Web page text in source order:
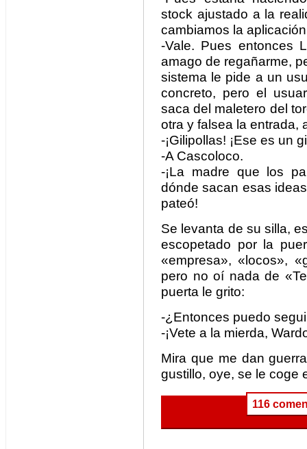
stock ajustado a la
cambiamos la
-Vale. Pues entonces
amago de regañarme,
sistema le pide a un
concreto, pero el
saca del maletero del
otra y falsea la entrada,
-¡Gilipollas! ¡Ese es un
-A Cascoloco.
-¡La madre que los
dónde sacan esas
pateó!
Se levanta de su silla,
escopetado por la
«empresa», «locos»,
pero no oí nada de
puerta le grito:
-¿Entonces puedo
-¡Vete a la mierda,
Mira que me dan
gustillo, oye, se le coge
116